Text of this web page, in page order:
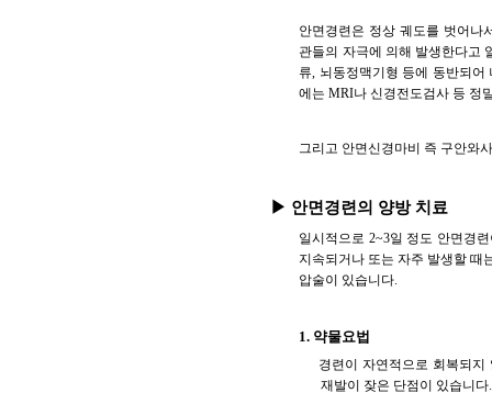
안면경련은 정상 궤도를 벗어나
관들의 자극에 의해 발생한다고
류, 뇌동정맥기형 등에 동반되
에는 MRI나 신경전도검사 등 정
그리고 안면신경마비 즉 구안와
▶ 안면경련의 양방 치료
일시적으로 2~3일 정도 안면경
지속되거나 또는 자주 발생할 때
압술이 있습니다.
1. 약물요법
경련이 자연적으로 회복되
재발이 잦은 단점이 있습니다.